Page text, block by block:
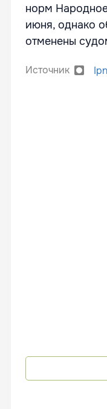
норм
июня, однако
отменены
Источник Ipn